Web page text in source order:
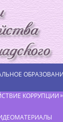
КОРРУПЦИИ»